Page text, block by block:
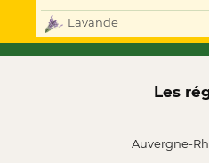
Lavande
Les
Auvergne-